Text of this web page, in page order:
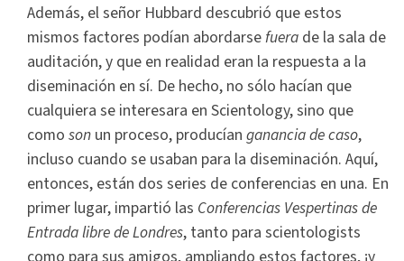
Además, el señor Hubbard descubrió que estos
mismos factores podían abordarsefuera de la sala de
auditación, y que en realidad eran la respuesta a la
diseminación en sí. De hecho, no sólo hacían que
cualquiera se interesara en Scientology, sino que
como son un proceso, producían ganancia de caso,
incluso cuando se usaban para la diseminación. Aquí,
entonces, están dos series de conferencias en una. En
primer lugar, impartió las Conferencias Vespertinas de
Entrada libre de Londres, tanto para scientologists